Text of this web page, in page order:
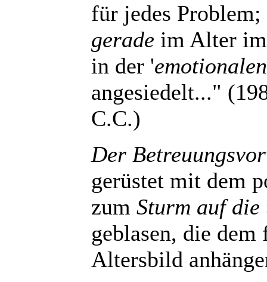
für jedes
gerade im Alter
in der '
angesiedelt..."
C.C.)
Der
gerüstet mit dem
zum Sturm auf
geblasen, die dem
Altersbild